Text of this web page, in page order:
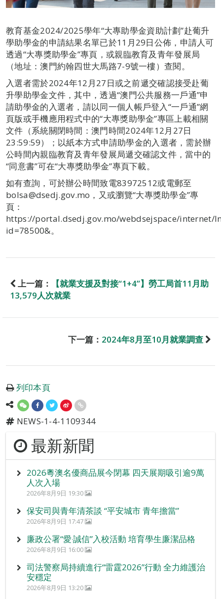
教育基金2024/2025學年“大專助學金資助計劃”赴葡升
學助學金的申請結果名單已於11月29日公佈，申請人可
透過“大專獎助學金”專頁，或親臨教育及青年發展局
（地址：澳門約翰四世大馬路7-9號一樓）查閱。
入選者需於2024年12月27日或之前遞交確認接受赴葡
升學助學金文件，其中，透過“澳門公共服務一戶通”申
請助學金的入選者，請以同一個人帳戶登入“一戶通”網
頁版或手機應用程式中的“大專獎助學金”專區上載相關
文件（系統關閉時間：澳門時間2024年12月27日
23:59:59）；以紙本方式申請助學金的入選者，需於辦
公時間內親臨教育及青年發展局遞交確認文件，當中的
“同意書”可在“大專獎助學金”專頁下載。
如有查詢，可於辦公時間致電83972512或電郵至
bolsa@dsedj.gov.mo，又或瀏覽“大專獎助學金”專
頁：
https://portal.dsedj.gov.mo/webdsejspace/internet/
id=78500&。
上一篇：
【就業支援及對接“1+4”】勞工局首11月助
13,579人次就業
下一篇： 2024年8月至10月就業調查
列印本頁
NEWS-1-4-1109344
最新新聞
2026粵澳名優商品展今閉幕 四天展期吸引逾9萬
人次入場
2026年8月9日 19:30
保安司與青年清茶談 “平安城市 青年擔當”
2026年8月9日 17:47
廉政公署“愛‧誠信”入校活動 培育學生廉潔品格
2026年8月9日 16:00
司法警察局持續進行“雷霆2026”行動 全力維護治
安穩定
2026年8月9日 13:20